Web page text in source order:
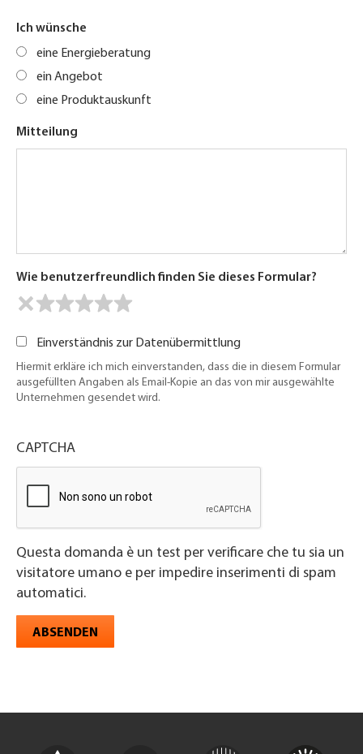
Ich wünsche
eine Energieberatung
ein Angebot
eine Produktauskunft
Mitteilung
Wie benutzerfreundlich finden Sie dieses Formular?
Einverständnis zur Datenübermittlung
Hiermit erkläre ich mich einverstanden, dass die in diesem Formular
ausgefüllten Angaben als Email-Kopie an das von mir ausgewählte
Unternehmen gesendet wird.
CAPTCHA
Questa domanda è un test per verificare che tu sia un
visitatore umano e per impedire inserimenti di spam
automatici.
ABSENDEN